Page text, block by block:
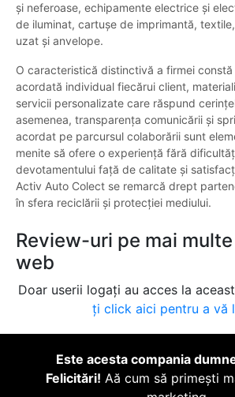
și neferoase, echipamente electrice și
de iluminat, cartușe de imprimantă,
uzat și anvelope.
O caracteristică distinctivă a firmei constă
acordată individual fiecărui client,
servicii personalizate care răspund
asemenea, transparența comunicării și
acordat pe parcursul colaborării sunt
menite să ofere o experiență fără
devotamentului față de calitate și
Activ Auto Colect se remarcă drept
în sfera reciclării și protecției mediului.
Review-uri pe mai
web
Doar userii logați au acces la
ți click aici pentru a vă
Este acesta compania
Felicitări! Aă cum să primești